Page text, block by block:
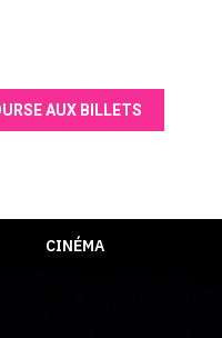
AUX BILLETS
CINÉMA